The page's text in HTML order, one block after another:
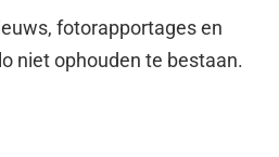
fotorapportages en
niet ophouden te bestaan.